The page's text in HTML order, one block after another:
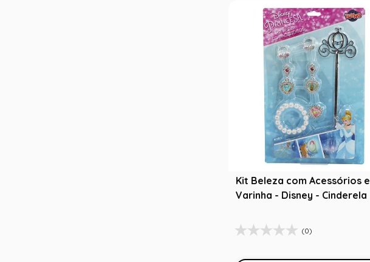
Kit Beleza com Acessórios e
Varinha - Disney - Cinderela
(0)